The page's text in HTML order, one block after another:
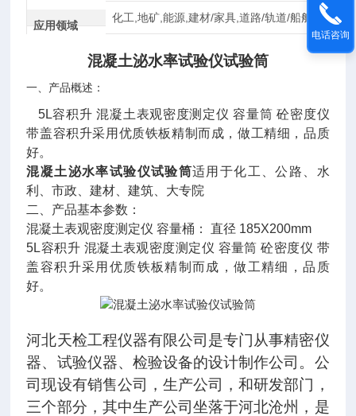
应用领域
化工,地矿,能源,建材/家具,道路/轨道/船舶
混凝土泌水率试验仪试验筒
一、产品概述：
5L容积升 混凝土表观密度测定仪 容量筒 砼密度仪
带盖容积升采用优质铁板精制而成，做工精细，品质
好。
混凝土泌水率试验仪试验筒适用于化工、公路、水
利、市政、建材、建筑、大专院
二、产品基本参数：
混凝土表观密度测定仪 容量桶： 直径 185X200mm
5L容积升 混凝土表观密度测定仪 容量筒 砼密度仪 带
盖容积升采用优质铁板精制而成，做工精细，品质
好。
河北天检工程仪器有限公司是专门从事精密仪
器、试验仪器、检验设备的设计制作公司。公
司现设有销售公司，生产公司，和研发部门，
三个部分，其中生产公司坐落于河北沧州，是
电话咨询